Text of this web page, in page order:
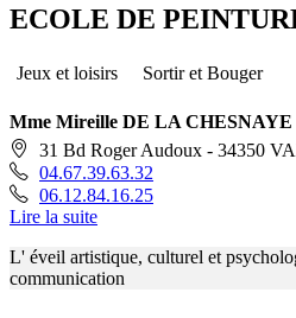
ECOLE DE
Jeux et loisirs Sortir et Bouger
Mme Mireille DE LA CHESNAYE
31 Bd Roger Audoux - 34350
04.67.39.63.32
06.12.84.16.25
Lire la suite
L' éveil artistique, culturel et
communication